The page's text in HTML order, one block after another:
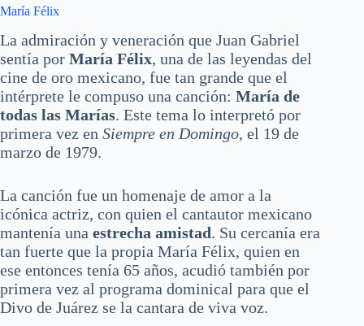
María Félix
La admiración y veneración que Juan Gabriel
sentía por María Félix, una de las leyendas del
cine de oro mexicano, fue tan grande que el
intérprete le compuso una canción: María de
todas las Marías. Este tema lo interpretó por
primera vez en Siempre en Domingo, el 19 de
marzo de 1979.
La canción fue un homenaje de amor a la
icónica actriz, con quien el cantautor mexicano
mantenía una estrecha amistad. Su cercanía era
tan fuerte que la propia María Félix, quien en
ese entonces tenía 65 años, acudió también por
primera vez al programa dominical para que el
Divo de Juárez se la cantara de viva voz.